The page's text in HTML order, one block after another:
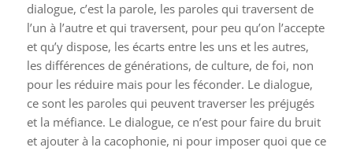
dialogue, c’est la parole, les paroles qui traversent de
l’un à l’autre et qui traversent, pour peu qu’on l’accepte
et qu’y dispose, les écarts entre les uns et les autres,
les différences de générations, de culture, de foi, non
pour les réduire mais pour les féconder. Le dialogue,
ce sont les paroles qui peuvent traverser les préjugés
et la méfiance. Le dialogue, ce n’est pour faire du bruit
et ajouter à la cacophonie, ni pour imposer quoi que ce